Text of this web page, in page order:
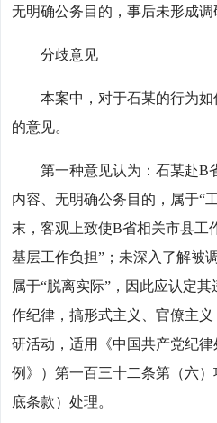
无明确公务目的，事后未形成调
分歧意见
本案中，对于石某的行为如
的意见。
第一种意见认为：石某赴B
内容、无明确公务目的，属于“
末，客观上致使B省相关市县工
基层工作负担”；未深入了解被
属于“脱离实际”，因此应认定
作纪律，搞形式主义、官僚主
研活动，适用《中国共产党纪
例》）第一百三十二条第（六
底条款）处理。